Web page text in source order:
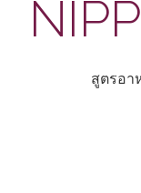
สูตรอา